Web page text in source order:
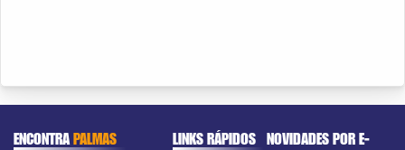
ENCONTRAPALMAS LINKS RÁPIDOS NOVIDADES POR E-